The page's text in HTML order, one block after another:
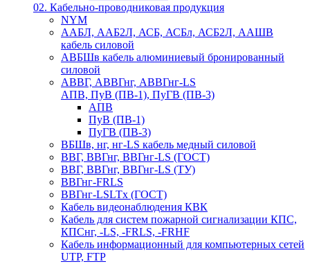
02. Кабельно-проводниковая продукция
NYM
ААБЛ, ААБ2Л, АСБ, АСБл, АСБ2Л, ААШВ
кабель силовой
АВБШв кабель алюминиевый бронированный
силовой
АВВГ, АВВГнг, АВВГнг-LS
АПВ, ПуВ (ПВ-1), ПуГВ (ПВ-3)
АПВ
ПуВ (ПВ-1)
ПуГВ (ПВ-3)
ВБШв, нг, нг-LS кабель медный силовой
ВВГ, ВВГнг, ВВГнг-LS (ГОСТ)
ВВГ, ВВГнг, ВВГнг-LS (ТУ)
ВВГнг-FRLS
ВВГнг-LSLTx (ГОСТ)
Кабель видеонаблюдения КВК
Кабель для систем пожарной сигнализации КПС,
КПСнг, -LS, -FRLS, -FRHF
Кабель информационный для компьютерных сетей
UTP, FTP